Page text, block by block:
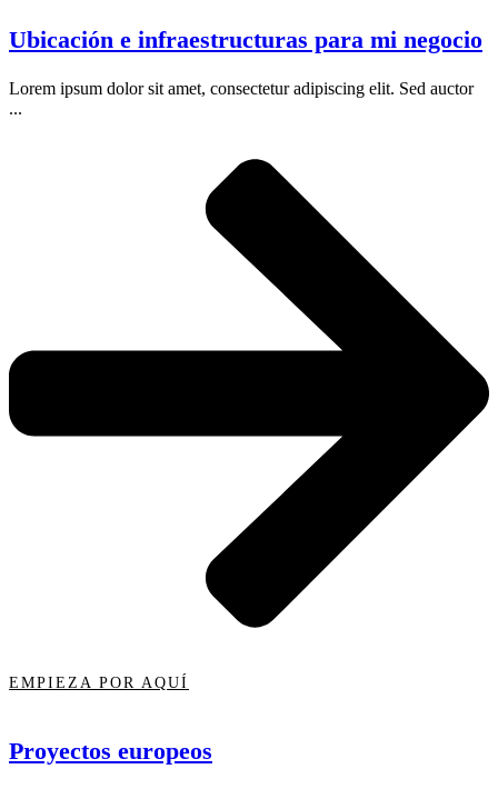
Ubicación e infraestructuras para mi negocio
Lorem ipsum dolor sit amet, consectetur adipiscing elit. Sed auctor
...
EMPIEZA POR AQUÍ
Proyectos europeos